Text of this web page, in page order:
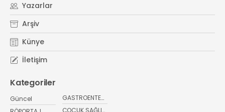
Yazarlar
Arşiv
Künye
İletişim
Kategoriler
Güncel
GASTROENTEROLOJİ